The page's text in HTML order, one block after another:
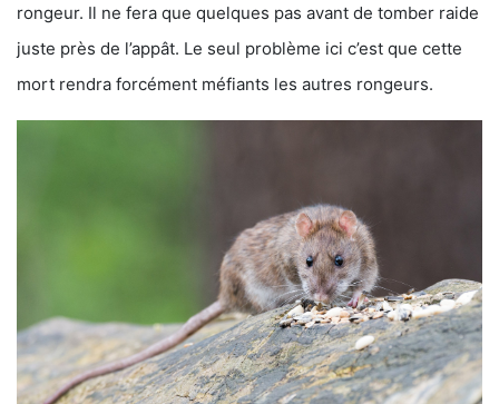
rongeur. Il ne fera que quelques pas avant de tomber raide
juste près de l’appât. Le seul problème ici c’est que cette
mort rendra forcément méfiants les autres rongeurs.